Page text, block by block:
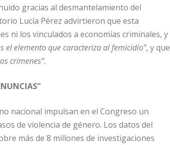
gracias al desmantelamiento del
Lucía Pérez advirtieron que esta
ni los vinculados a economías criminales, y
el elemento que caracteriza al femicidio”, y que
crímenes”.
nacional impulsan en el Congreso un
de violencia de género. Los datos del
más de 8 millones de investigaciones